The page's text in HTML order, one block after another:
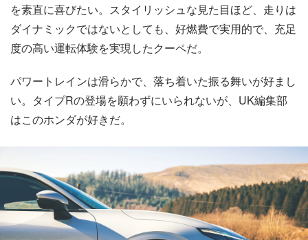
を素直に喜びたい。スタイリッシュな見た目ほど、走りは
ダイナミックではないとしても、好燃費で実用的で、充足
度の高い運転体験を実現したクーペだ。
パワートレインは滑らかで、落ち着いた振る舞いが好まし
い。タイプRの登場を願わずにいられないが、UK編集部
はこのホンダが好きだ。